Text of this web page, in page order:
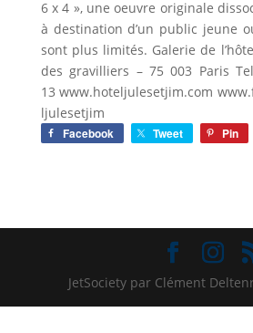
6 x 4 », une oeuvre originale
à destination d’un public jeune
sont plus limités. Galerie de
des gravilliers – 75 003 Paris
13 www.hoteljulesetjim.com
ljulesetjim
Facebook Tweet Pin
JetSociety par Clément